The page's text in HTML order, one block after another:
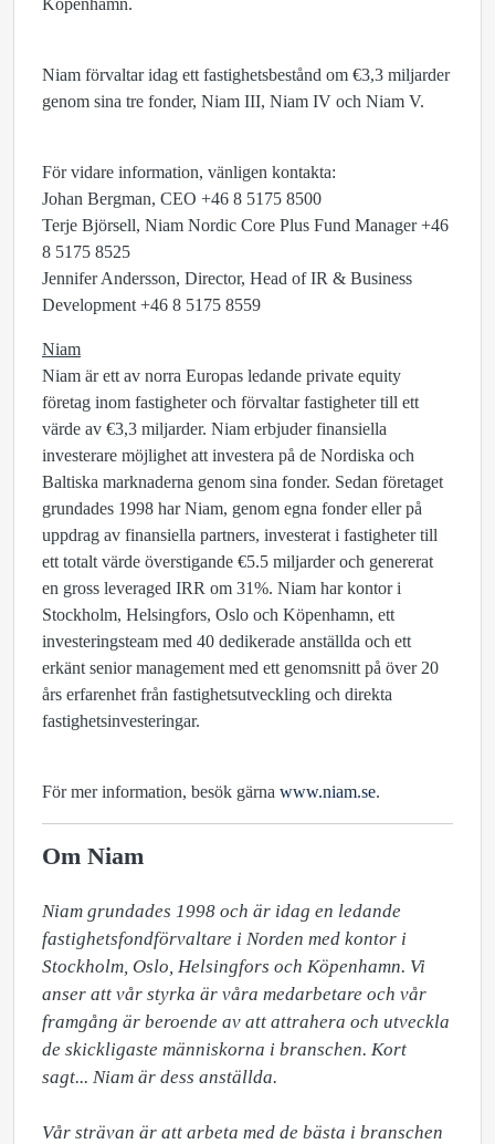
Köpenhamn.
Niam förvaltar idag ett fastighetsbestånd om €3,3 miljarder
genom sina tre fonder, Niam III, Niam IV och Niam V.
För vidare information, vänligen kontakta:
Johan Bergman, CEO +46 8 5175 8500
Terje Björsell, Niam Nordic Core Plus Fund Manager +46
8 5175 8525
Jennifer Andersson, Director, Head of IR & Business
Development +46 8 5175 8559
Niam
Niam är ett av norra Europas ledande private equity
företag inom fastigheter och förvaltar fastigheter till ett
värde av €3,3 miljarder. Niam erbjuder finansiella
investerare möjlighet att investera på de Nordiska och
Baltiska marknaderna genom sina fonder. Sedan företaget
grundades 1998 har Niam, genom egna fonder eller på
uppdrag av finansiella partners, investerat i fastigheter till
ett totalt värde överstigande €5.5 miljarder och genererat
en gross leveraged IRR om 31%. Niam har kontor i
Stockholm, Helsingfors, Oslo och Köpenhamn, ett
investeringsteam med 40 dedikerade anställda och ett
erkänt senior management med ett genomsnitt på över 20
års erfarenhet från fastighetsutveckling och direkta
fastighetsinvesteringar.
För mer information, besök gärna www.niam.se.
Om Niam
Niam grundades 1998 och är idag en ledande
fastighetsfondförvaltare i Norden med kontor i
Stockholm, Oslo, Helsingfors och Köpenhamn. Vi
anser att vår styrka är våra medarbetare och vår
framgång är beroende av att attrahera och utveckla
de skickligaste människorna i branschen. Kort
sagt... Niam är dess anställda.
Vår strävan är att arbeta med de bästa i branschen